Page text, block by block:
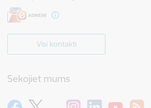
Visi kontakti
Sekojiet mums